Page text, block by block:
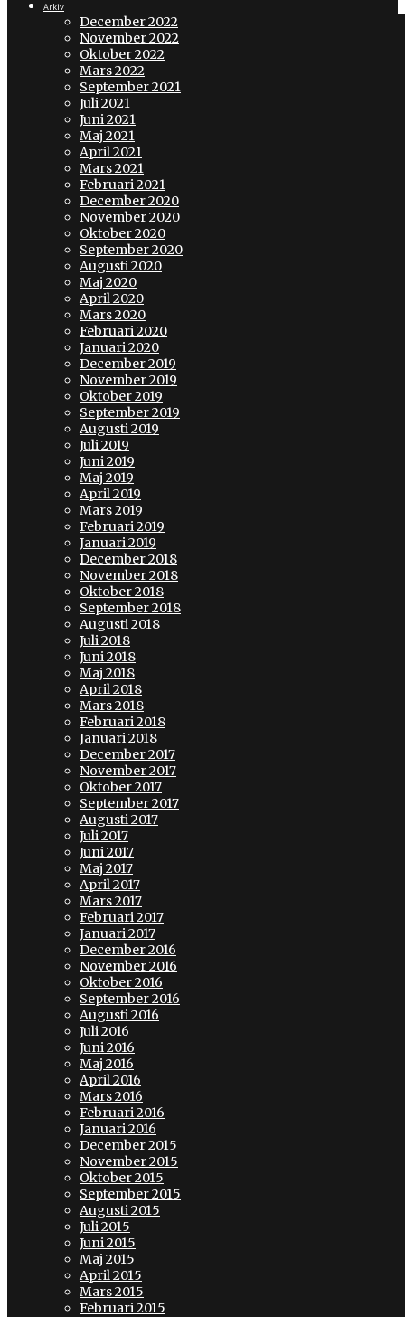
Arkiv
December 2022
November 2022
Oktober 2022
Mars 2022
September 2021
Juli 2021
Juni 2021
Maj 2021
April 2021
Mars 2021
Februari 2021
December 2020
November 2020
Oktober 2020
September 2020
Augusti 2020
Maj 2020
April 2020
Mars 2020
Februari 2020
Januari 2020
December 2019
November 2019
Oktober 2019
September 2019
Augusti 2019
Juli 2019
Juni 2019
Maj 2019
April 2019
Mars 2019
Februari 2019
Januari 2019
December 2018
November 2018
Oktober 2018
September 2018
Augusti 2018
Juli 2018
Juni 2018
Maj 2018
April 2018
Mars 2018
Februari 2018
Januari 2018
December 2017
November 2017
Oktober 2017
September 2017
Augusti 2017
Juli 2017
Juni 2017
Maj 2017
April 2017
Mars 2017
Februari 2017
Januari 2017
December 2016
November 2016
Oktober 2016
September 2016
Augusti 2016
Juli 2016
Juni 2016
Maj 2016
April 2016
Mars 2016
Februari 2016
Januari 2016
December 2015
November 2015
Oktober 2015
September 2015
Augusti 2015
Juli 2015
Juni 2015
Maj 2015
April 2015
Mars 2015
Februari 2015